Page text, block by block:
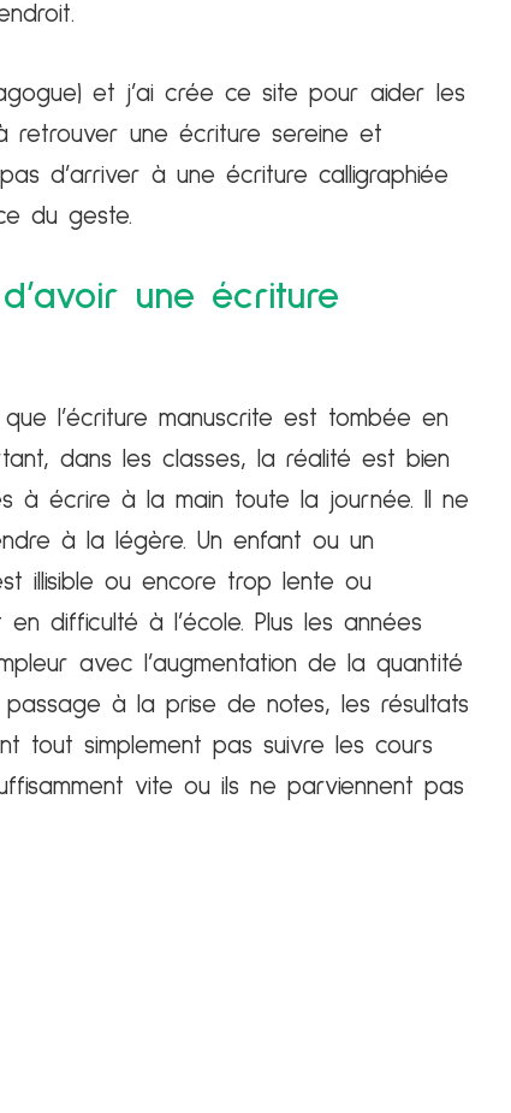
et j’ai crée ce site pour aider les
retrouver une écriture sereine et
d’arriver à une écriture calligraphiée
du geste.
une écriture
l’écriture manuscrite est tombée en
dans les classes, la réalité est bien
à écrire à la main toute la journée. Il ne
à la légère. Un enfant ou un
illisible ou encore trop lente ou
difficulté à l’école. Plus les années
avec l’augmentation de la quantité
passage à la prise de notes, les résultats
tout simplement pas suivre les cours
vite ou ils ne parviennent pas